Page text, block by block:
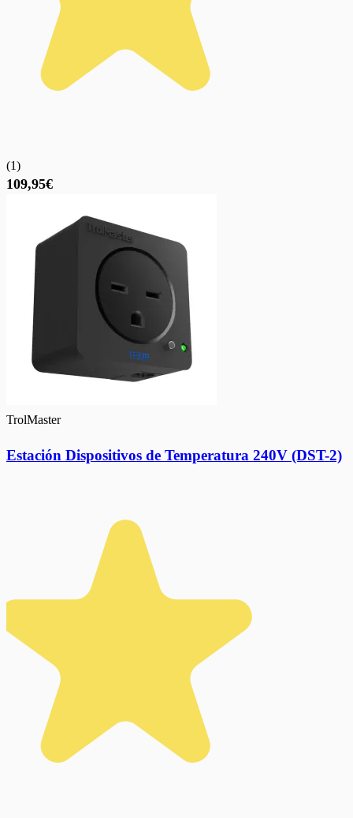
(1)
109,95€
TrolMaster
Estación Dispositivos de Temperatura 240V (DST-2)